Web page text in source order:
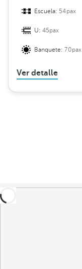
Escuela: 54pax
U:45pax
Banquete:70pax
Ver detalle